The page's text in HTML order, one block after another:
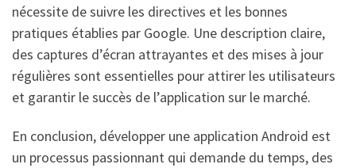
nécessite de suivre les directives et les bonnes
pratiques établies par Google. Une description claire,
des captures d’écran attrayantes et des mises à jour
régulières sont essentielles pour attirer les utilisateurs
et garantir le succès de l’application sur le marché.
En conclusion, développer une application Android est
un processus passionnant qui demande du temps, des